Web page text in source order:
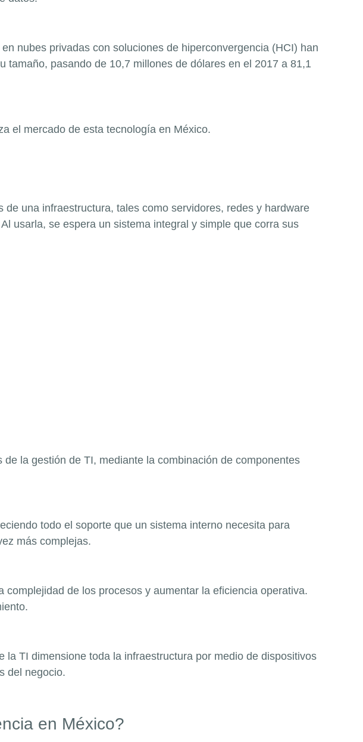
nubes privadas con soluciones de hiperconvergencia (HCI) han
tamaño, pasando de 10,7 millones de dólares en el 2017 a 81,1
el mercado de esta tecnología en México.
una infraestructura, tales como servidores, redes y hardware
usarla, se espera un sistema integral y simple que corra sus
la gestión de TI, mediante la combinación de componentes
todo el soporte que un sistema interno necesita para
más complejas.
complejidad de los procesos y aumentar la eficiencia operativa.
TI dimensione toda la infraestructura por medio de dispositivos
del negocio.
en México?